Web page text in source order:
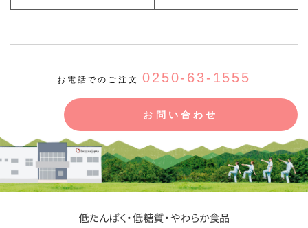
お電話でのご注文0250-63-1555
お問い合わせ